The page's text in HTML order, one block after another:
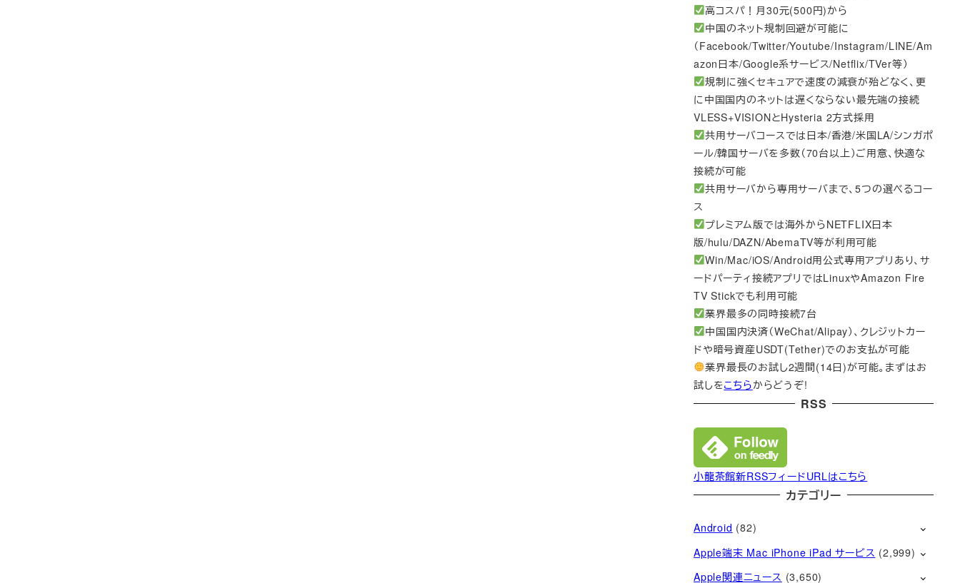
高コスパ！月30元(500円)から
中国のネット規制回避が可能に
（Facebook/Twitter/Youtube/Instagram/LINE/Am
azon日本/Google系サービス/Netflix/TVer等）
規制に強くセキュアで速度の減衰が殆どなく、更
に中国国内のネットは遅くならない最先端の接続
VLESS+VISIONとHysteria 2方式採用
共用サーバコースでは日本/香港/米国LA/シンガポ
ール/韓国サーバを多数（70台以上）ご用意、快適な
接続が可能
共用サーバから専用サーバまで、5つの選べるコー
ス
プレミアム版では海外からNETFLIX日本
版/hulu/DAZN/AbemaTV等が利用可能
Win/Mac/iOS/Android用公式専用アプリあり、サ
ードパーティ接続アプリではLinuxやAmazon Fire
TV Stickでも利用可能
業界最多の同時接続7台
中国国内決済（WeChat/Alipay）、クレジットカー
ドや暗号資産USDT(Tether)でのお支払が可能
業界最長のお試し2週間(14日)が可能。まずはお
試しをこちらからどうぞ!
RSS
小龍茶館新RSSフィードURLはこちら
カテゴリー
Android (82)
Apple端末 Mac iPhone iPad サービス (2,999)
Apple関連ニュース (3,650)